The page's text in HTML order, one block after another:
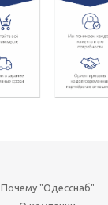
Почему "Одесснаб"